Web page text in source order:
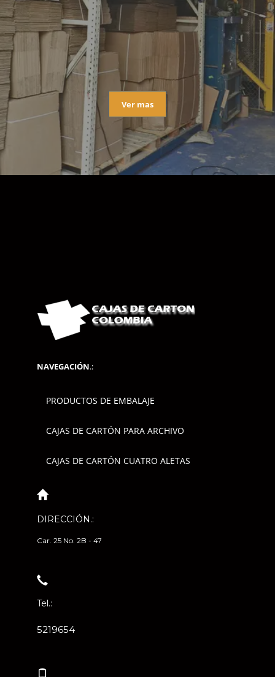
Ver mas
NAVEGACIÓN.:
PRODUCTOS DE EMBALAJE
CAJAS DE CARTÓN PARA ARCHIVO
CAJAS DE CARTÓN CUATRO ALETAS
DIRECCIÓN.:
Car. 25 No. 2B - 47
Tel.:
5219654